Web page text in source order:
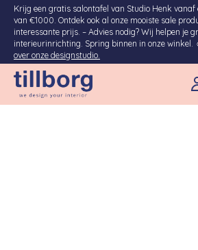
Krijg een gratis salontafel van Studio Henk vanaf
van €1000. Ontdek ook al onze mooiste sale
interessante prijs. – Advies nodig? Wij helpen je
interieurinrichting. Spring binnen in onze winkel.
over onze designstudio.